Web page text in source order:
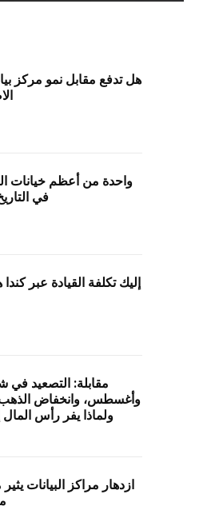
هل تدفع مقابل نمو مركز
واحدة من أعظم خيانات
في
إليك تكلفة القيادة عبر
مقابلة: التصعيد في
وأغسطس، وانخفاض الذهب
ولماذا يفر رأس المال
ازدهار مراكز البيانات